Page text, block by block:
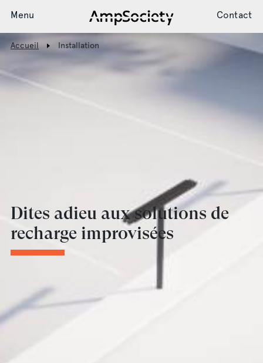
Menu Contact
Système de recharge
Actualités
Accueil Installation
Dites adieu aux solutions de
recharge improvisées